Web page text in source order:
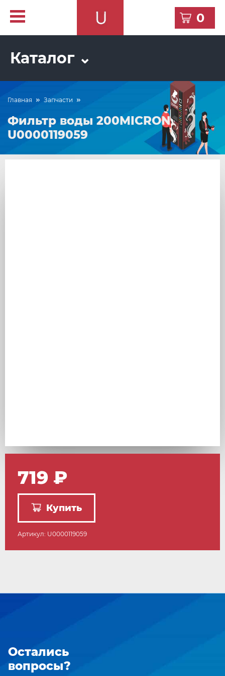
0
Каталог ⌄
Главная Запчасти
Фильтр воды 200MICRON
U0000119059
719 ₽
Купить
Артикул: U0000119059
Остались
вопросы?